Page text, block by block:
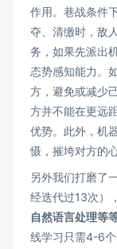
作用。巷战条件
夺、清缴时，敌
务，如果先派出
态势感知能力。
方，避免或减少
方并不能在更远
优势。此外，机
慑，摧垮对方的
另外我们打磨了
经迭代过13次）
自然语言处理等
线学习只需4-6